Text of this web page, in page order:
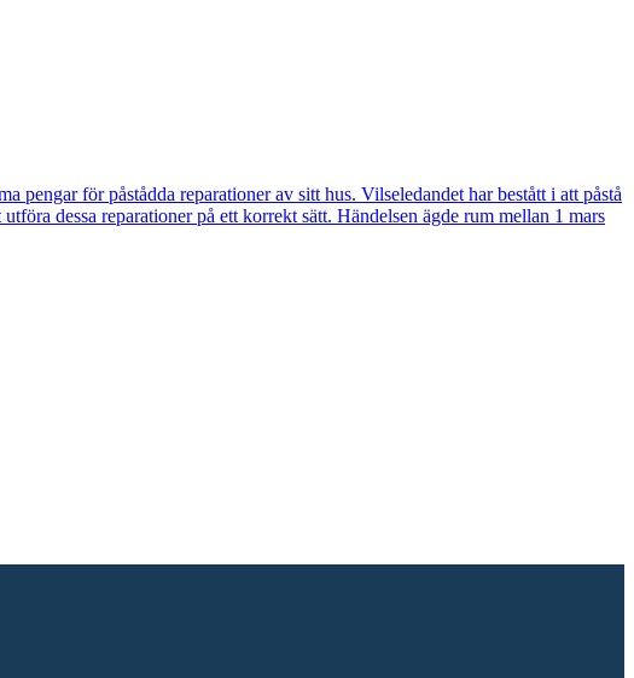
pengar för påstådda reparationer av sitt hus. Vilseledandet har bestått i att påstå
dessa reparationer på ett korrekt sätt. Händelsen ägde rum mellan 1 mars